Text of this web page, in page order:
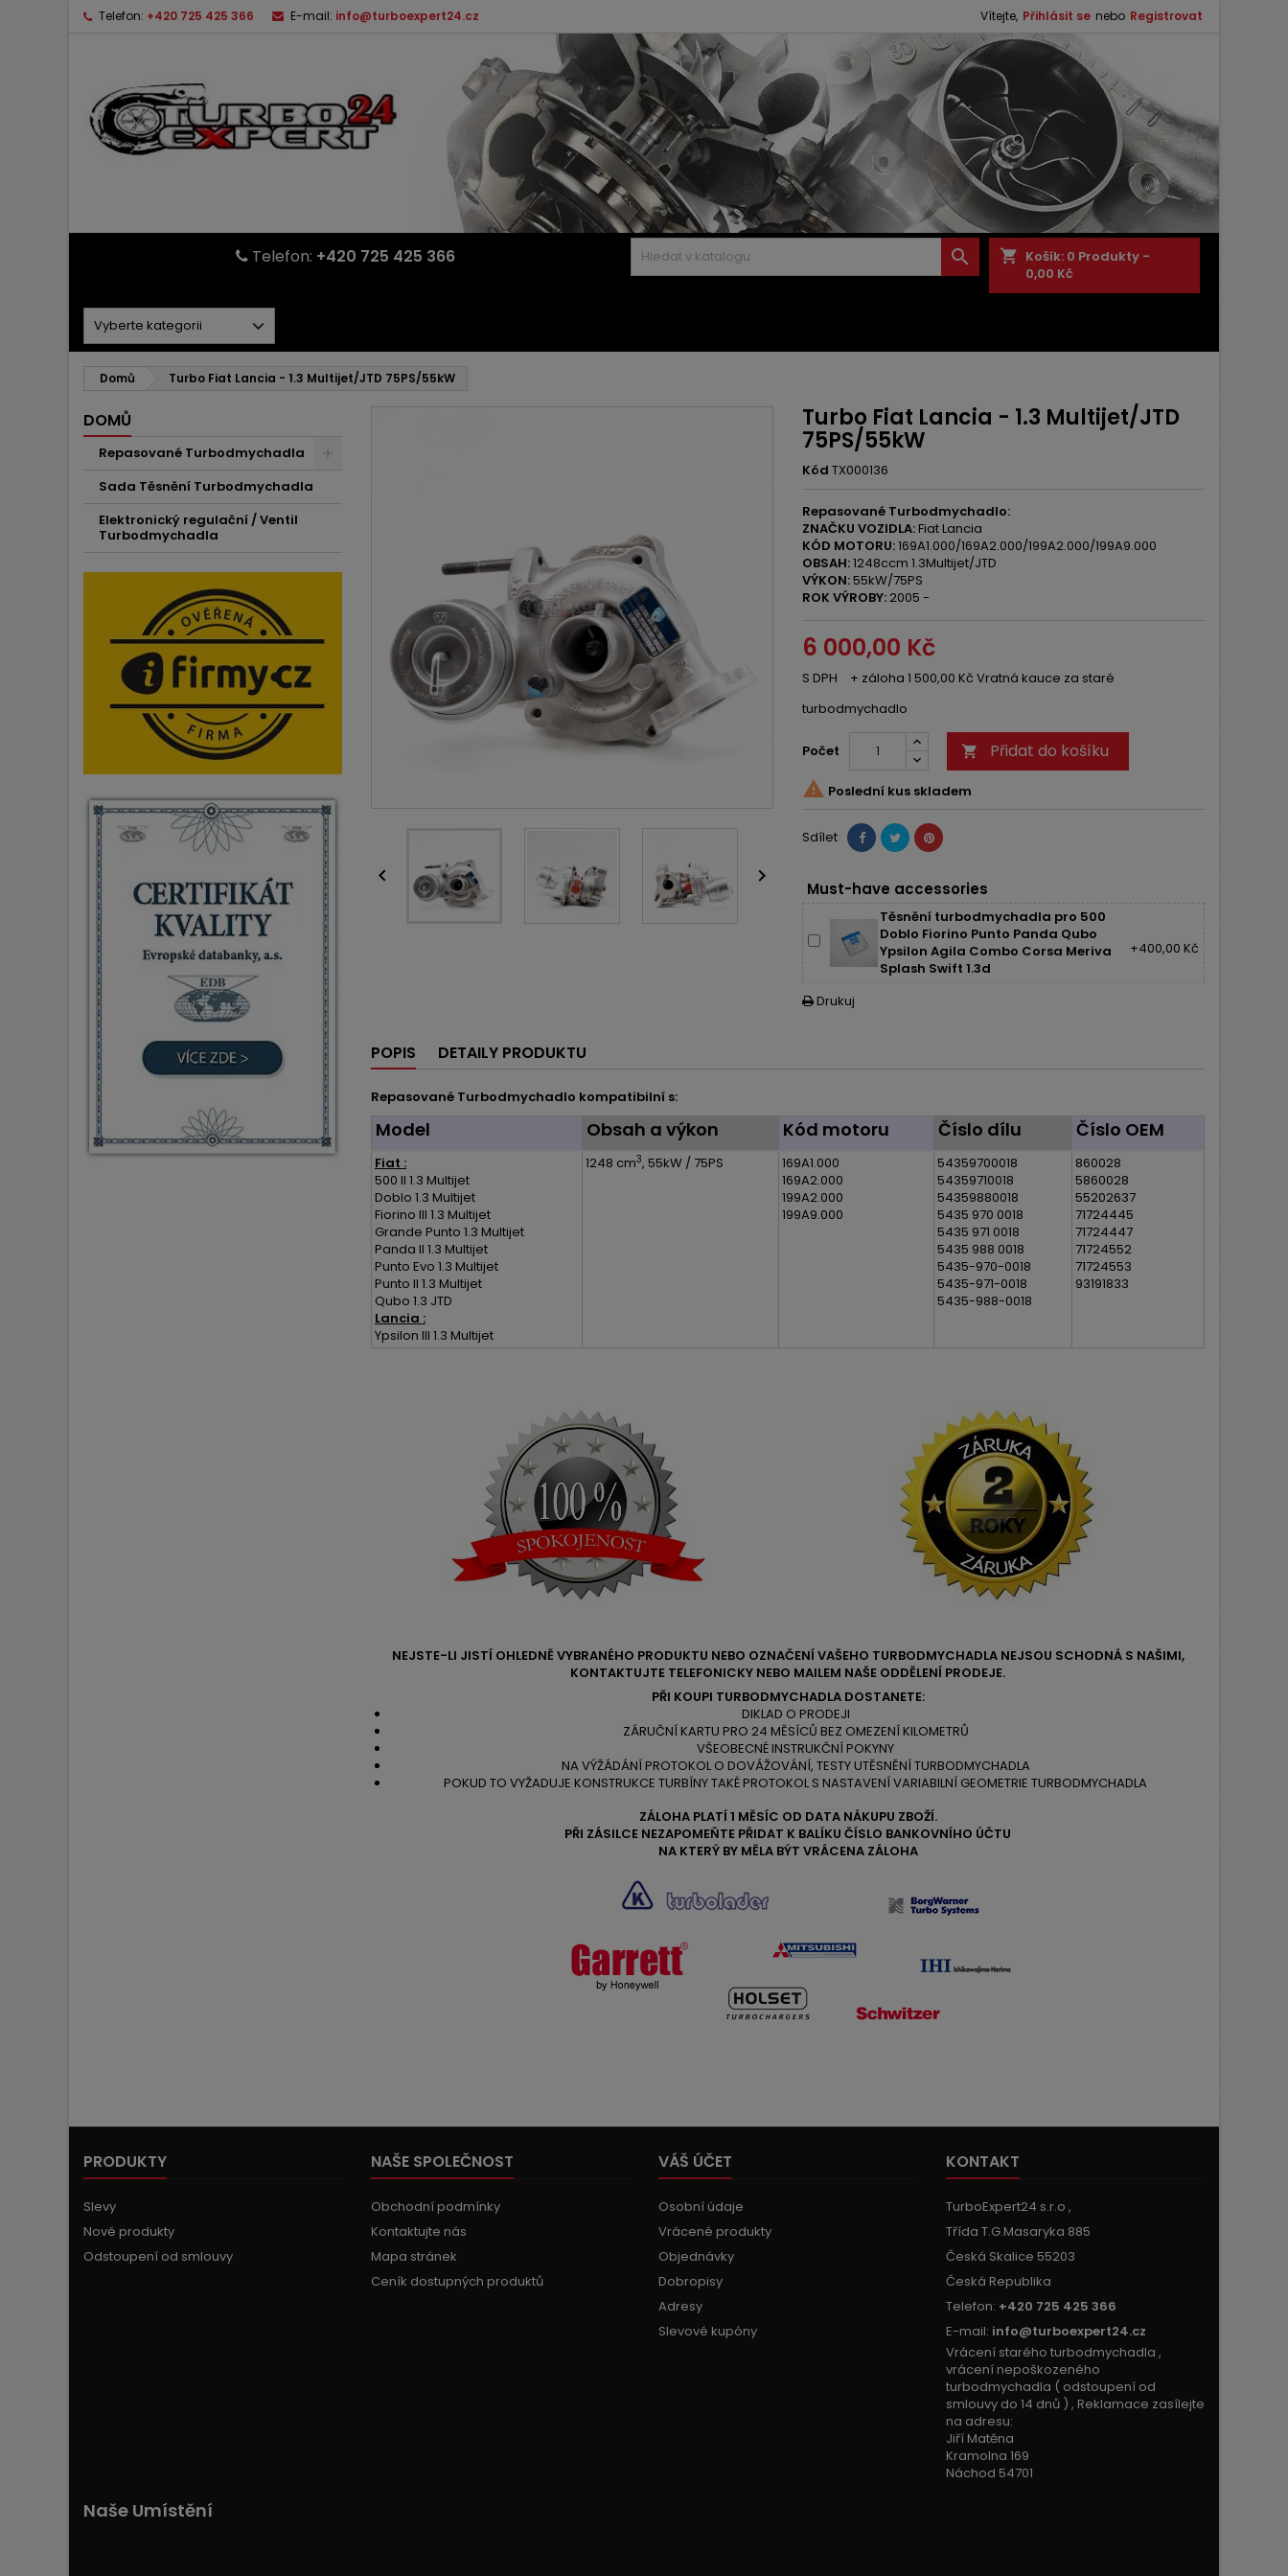
Telefon: +420 725 425 366 E-mail: info@turboexpert24.cz Vítejte, Přihlásit se nebo Registrovat
shopping_cart Košík: 0 Produkty -
0,00 Kč

Telefon: +420 725 425 366
Domů Turbo Fiat Lancia - 1.3 Multijet/JTD 75PS/55kW
DOMŮ
Repasované Turbodmychadla
Sada Těsnění Turbodmychadla
Elektronický regulační / Ventil
Turbodmychadla
 
Turbo Fiat Lancia - 1.3 Multijet/JTD
75PS/55kW
Kód TX000136
Repasované Turbodmychadlo:
ZNAČKU VOZIDLA:Fiat Lancia
KÓD MOTORU:169A1.000/169A2.000/199A2.000/199A9.000
OBSAH:1248ccm 1.3Multijet/JTD
VÝKON:55kW/75PS
ROK VÝROBY: 2005 -
6 000,00 Kč
S DPH
+ záloha 1 500,00 Kč Vratná kauce za staré
turbodmychadlo
Počet  Přidat do košíku
 Poslední kus skladem
Sdílet
Must-have accessories
Těsnění turbodmychadla pro 500
Doblo Fiorino Punto Panda Qubo
Ypsilon Agila Combo Corsa Meriva
Splash Swift 1.3d
+400,00 Kč
 Drukuj
POPIS DETAILY PRODUKTU
Repasované Turbodmychadlo kompatibilní s:
Model Obsah a výkon Kód motoru Číslo dílu Číslo OEM
Fiat :
500 II 1.3 Multijet
Doblo 1.3 Multijet
Fiorino III 1.3 Multijet
Grande Punto 1.3 Multijet
Panda II 1.3 Multijet
Punto Evo 1.3 Multijet
Punto II 1.3 Multijet
Qubo 1.3 JTD
Lancia :
Ypsilon III 1.3 Multijet
1248 cm3, 55kW / 75PS
169A1.000
169A2.000
199A2.000
199A9.000
54359700018
54359710018
54359880018
5435 970 0018
5435 971 0018
5435 988 0018
5435-970-0018
5435-971-0018
5435-988-0018
860028
5860028
55202637
71724445
71724447
71724552
71724553
93191833
NEJSTE-LI JISTÍ OHLEDNĚ VYBRANÉHO PRODUKTU NEBO OZNAČENÍ VAŠEHO TURBODMYCHADLA NEJSOU SCHODNÁ S NAŠIMI,
KONTAKTUJTE TELEFONICKY NEBO MAILEM NAŠE ODDĚLENÍ PRODEJE.
PŘI KOUPI TURBODMYCHADLA DOSTANETE:
DIKLAD O PRODEJI
ZÁRUČNÍ KARTU PRO 24 MĚSÍCŮ BEZ OMEZENÍ KILOMETRŮ
VŠEOBECNÉ INSTRUKČNÍ POKYNY
NA VÝŽÁDÁNÍ PROTOKOL O DOVÁŽOVÁNÍ, TESTY UTĚSNĚNÍ TURBODMYCHADLA
POKUD TO VYŽADUJE KONSTRUKCE TURBÍNY TAKÉ PROTOKOL S NASTAVENÍ VARIABILNÍ GEOMETRIE TURBODMYCHADLA
ZÁLOHA PLATÍ 1 MĚSÍC OD DATA NÁKUPU ZBOŽÍ.
PŘI ZÁSILCE NEZAPOMEŇTE PŘIDAT K BALÍKU ČÍSLO BANKOVNÍHO ÚČTU
NA KTERÝ BY MĚLA BÝT VRÁCENA ZÁLOHA
PRODUKTY
Slevy
Nové produkty
Odstoupení od smlouvy
NAŠE SPOLEČNOST
Obchodní podmínky
Kontaktujte nás
Mapa stránek
Ceník dostupných produktů
VÁŠ ÚČET
Osobní údaje
Vrácené produkty
Objednávky
Dobropisy
Adresy
Slevové kupóny
KONTAKT
TurboExpert24 s.r.o ,
Třída T.G.Masaryka 885
Česká Skalice 55203
Česká Republika
Telefon: +420 725 425 366
E-mail: info@turboexpert24.cz
Vrácení starého turbodmychadla ,
vrácení nepoškozeného
turbodmychadla ( odstoupení od
smlouvy do 14 dnů ) , Reklamace zasílejte
na adresu:
Jiří Matěna
Kramolna 169
Náchod 54701
Naše Umístění